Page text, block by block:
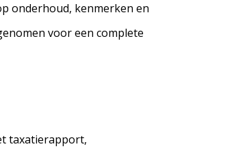
onderhoud, kenmerken en
voor een complete
taxatierapport,